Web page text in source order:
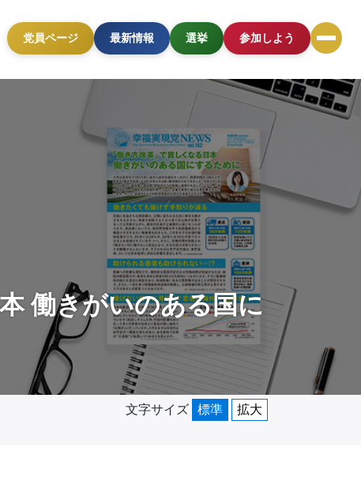
党員ページ 最新情報 選挙 参加しよう
働きがいのある国に
文字サイズ 標準 拡大